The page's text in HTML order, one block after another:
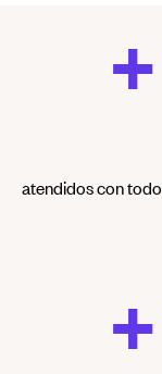
+
atendidos con
+